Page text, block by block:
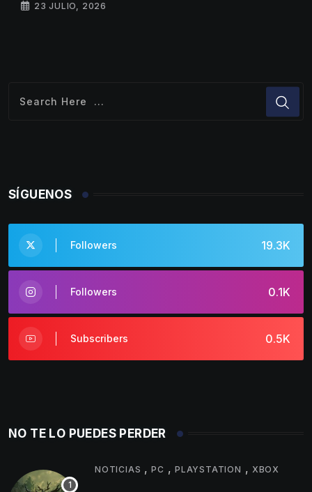
23 JULIO, 2026
SÍGUENOS
19.3K
Followers
0.1K
Followers
0.5K
Subscribers
NO TE LO PUEDES PERDER
NOTICIAS ,PC ,PLAYSTATION , XBOX